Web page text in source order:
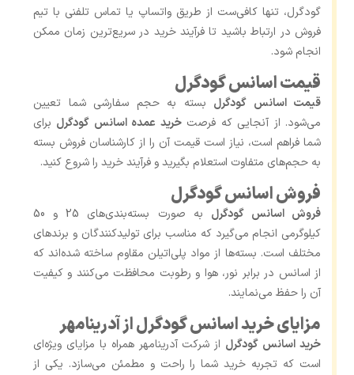
گودگرل، تنها کافی‌ست از طریق واتساپ یا تماس تلفنی با تیم
فروش در ارتباط باشید تا فرآیند خرید در سریع‌ترین زمان ممکن
انجام شود.
قیمت اسانس گودگرل
قیمت اسانس گودگرل بسته به حجم سفارشی شما تعیین
می‌شود. از آنجایی که فرصتخرید عمده اسانس گودگرل برای
شما فراهم است، نیاز است قیمت آن را از کارشناسان فروش بسته
به حجم‌های متفاوت استعلام بگیرید و فرآیند خرید را شروع کنید.
فروش اسانس گودگرل
فروش اسانس گودگرل
به‌ صورت بسته‌بندی‌های 25 و 50
کیلوگرمی انجام می‌گیرد که مناسب برای تولیدکنندگان و برندهای
مختلف است. بسته‌ها از مواد پلی‌اتیلن مقاوم ساخته شده‌اند که
از اسانس در برابر نور، هوا و رطوبت محافظت می‌کنند و کیفیت
آن را حفظ می‌نمایند.
مزایای خرید اسانس گودگرل از آدرینامهر
خرید اسانس گودگرل از شرکت آدرینامهر همراه با مزایای ویژه‌ای
است که تجربه خرید شما را راحت و مطمئن می‌سازد. یکی از